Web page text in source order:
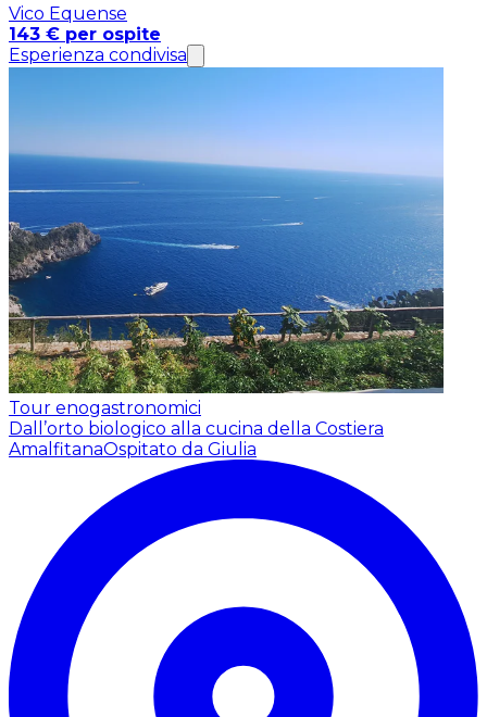
Vico Equense
143 € per ospite
Esperienza condivisa
Tour enogastronomici
Dall’orto biologico alla cucina della Costiera
AmalfitanaOspitato da Giulia